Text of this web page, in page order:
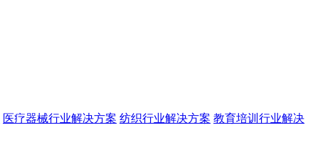
医疗器械行业解决方案 纺织行业解决方案 教育培训行业解决